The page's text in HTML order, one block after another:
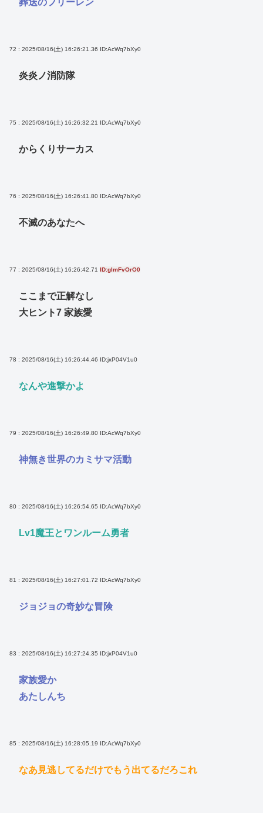
72 : 2025/08/16(土) 16:26:21.36 ID:AcWq7bXy0
炎炎ノ消防隊
75 : 2025/08/16(土) 16:26:32.21 ID:AcWq7bXy0
からくりサーカス
76 : 2025/08/16(土) 16:26:41.80 ID:AcWq7bXy0
不滅のあなたへ
77 : 2025/08/16(土) 16:26:42.71 ID:glmFvOrO0
ここまで正解なし
大ヒント7 家族愛
78 : 2025/08/16(土) 16:26:44.46 ID:jxP04V1u0
なんや進撃かよ
79 : 2025/08/16(土) 16:26:49.80 ID:AcWq7bXy0
神無き世界のカミサマ活動
80 : 2025/08/16(土) 16:26:54.65 ID:AcWq7bXy0
Lv1魔王とワンルーム勇者
81 : 2025/08/16(土) 16:27:01.72 ID:AcWq7bXy0
ジョジョの奇妙な冒険
83 : 2025/08/16(土) 16:27:24.35 ID:jxP04V1u0
家族愛か
あたしんち
85 : 2025/08/16(土) 16:28:05.19 ID:AcWq7bXy0
なあ見逃してるだけでもう出てるだろこれ